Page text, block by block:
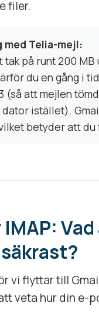
filer.
Telia-mejl:
på runt 200 MB
du en gång i
(så att mejlen
istället).
betyder att du
IMAP:
vi flyttar till
veta hur din e-